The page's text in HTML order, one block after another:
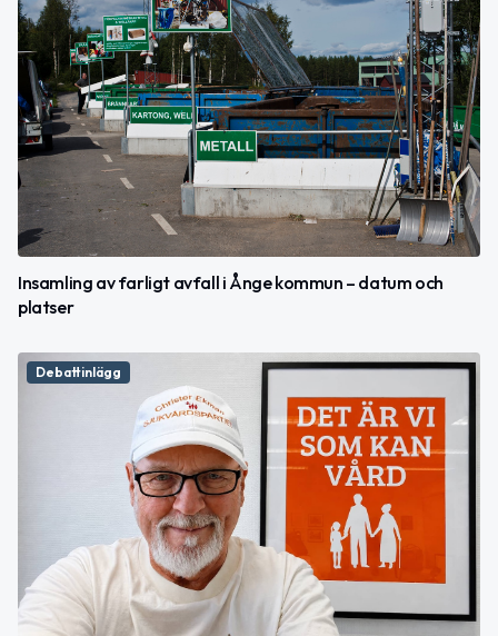
Insamling av farligt avfall i Ånge kommun – datum och
platser
Debattinlägg